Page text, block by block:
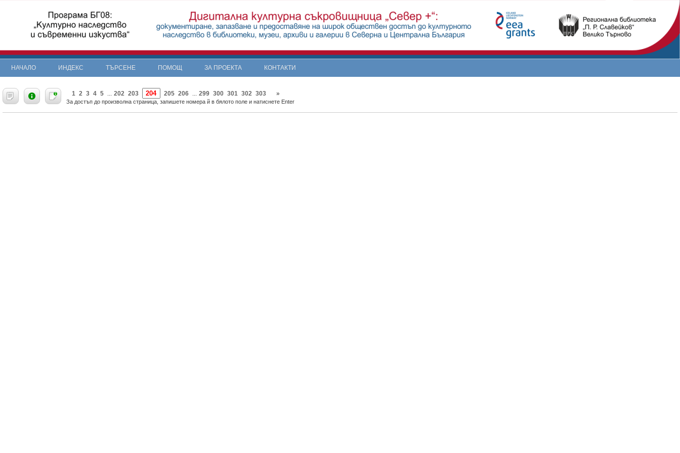
НАЧАЛО ИНДЕКС ТЪРСЕНЕ ПОМОЩ ЗА ПРОЕКТА КОНТАКТИ
1 2 3 4 5 202 203 205 206 299 300 301 302 303 »
За достъп до произволна страница, запишете номера й в бялото поле и натиснете Enter